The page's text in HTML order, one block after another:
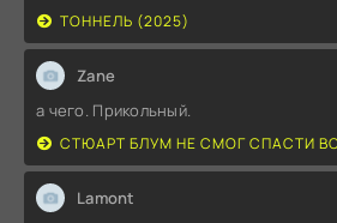
ТОННЕЛЬ (2025)
Zane
а чего. Прикольный.
СТЮАРТ БЛУМ НЕ СМОГ СПАСТИ
Lamont